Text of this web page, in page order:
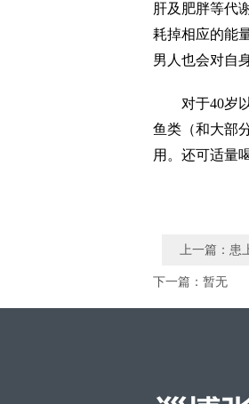
肝及肥胖等代
耗掉相应的能
男人也会对自
对于40岁
鱼类（和大部
用。还可适量
上一篇：
下一篇：暂无